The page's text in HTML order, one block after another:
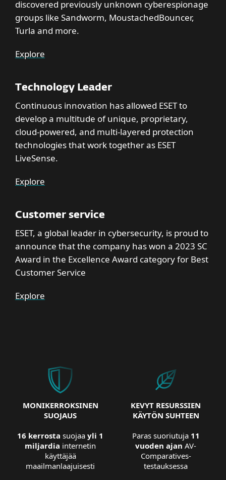
discovered previously unknown cyberespionage
groups like Sandworm, MoustachedBouncer,
Turla and more.
Explore
Technology Leader
Continuous innovation has allowed ESET to
develop a multitude of unique, proprietary,
cloud-powered, and multi-layered protection
technologies that work together as ESET
LiveSense.
Explore
Customer service
ESET, a global leader in cybersecurity, is proud to
announce that the company has won a 2023 SC
Award in the Excellence Award category for Best
Customer Service
Explore
MONIKERROKSINEN
SUOJAUS
16 kerrosta suojaa yli 1
miljardia internetin
käyttäjää
maailmanlaajuisesti
KEVYT RESURSSIEN
KÄYTÖN SUHTEEN
Paras suoriutuja 11
vuoden ajan AV-
Comparatives-
testauksessa